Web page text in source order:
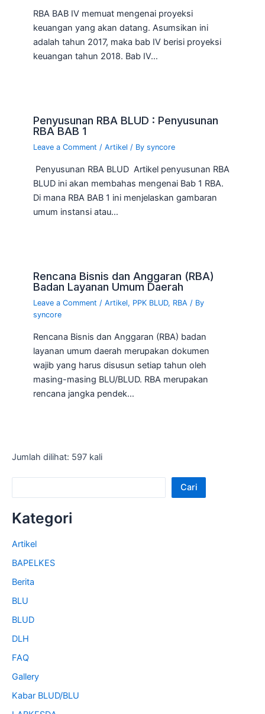
RBA BAB IV memuat mengenai proyeksi
keuangan yang akan datang. Asumsikan ini
adalah tahun 2017, maka bab IV berisi proyeksi
keuangan tahun 2018. Bab IV…
Penyusunan RBA BLUD : Penyusunan
RBA BAB 1
Leave a Comment /Artikel / Bysyncore
Penyusunan RBA BLUD Artikel penyusunan RBA
BLUD ini akan membahas mengenai Bab 1 RBA.
Di mana RBA BAB 1 ini menjelaskan gambaran
umum instansi atau…
Rencana Bisnis dan Anggaran (RBA)
Badan Layanan Umum Daerah
Leave a Comment /Artikel, PPK BLUD, RBA / By
syncore
Rencana Bisnis dan Anggaran (RBA) badan
layanan umum daerah merupakan dokumen
wajib yang harus disusun setiap tahun oleh
masing-masing BLU/BLUD. RBA merupakan
rencana jangka pendek…
Jumlah dilihat: 597 kali
Cari
Kategori
Artikel
BAPELKES
Berita
BLU
BLUD
DLH
FAQ
Gallery
Kabar BLUD/BLU